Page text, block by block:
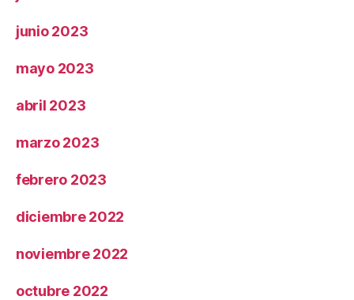
junio 2023
mayo 2023
abril 2023
marzo 2023
febrero 2023
diciembre 2022
noviembre 2022
octubre 2022